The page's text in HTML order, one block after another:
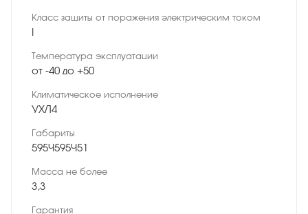
Класс защиты от поражения электрическим током
I
Температура эксплуатации
от -40 до +50
Климатическое исполнение
УХЛ4
Габариты
595×595×51
Масса не более
3,3
Гарантия